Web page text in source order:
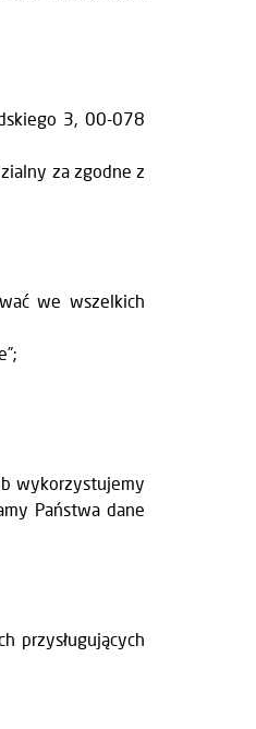
3, 00-078
za zgodne z
we wszelkich
wykorzystujemy
Państwa dane
przysługujących